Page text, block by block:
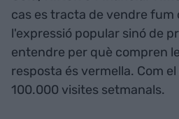
cas es tracta de vendre fum
l'expressió popular sinó de
entendre per què compren
resposta és vermella. Com
100.000 visites setmanals.